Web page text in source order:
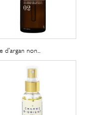
d'argan non...